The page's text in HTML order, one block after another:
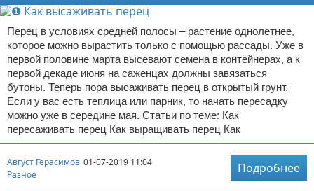
Перец в условиях средней полосы – растение однолетнее,
которое можно вырастить только с помощью рассады. Уже в
первой половине марта высевают семена в контейнерах, а к
первой декаде июня на саженцах должны завязаться
бутоны. Теперь пора высаживать перец в открытый грунт.
Если у вас есть теплица или парник, то начать пересадку
можно уже в середине мая. Статьи по теме: Как
пересаживать перец Как выращивать перец Как
Август Герасимов 01-07-2019 11:04
Разное
Подробнее